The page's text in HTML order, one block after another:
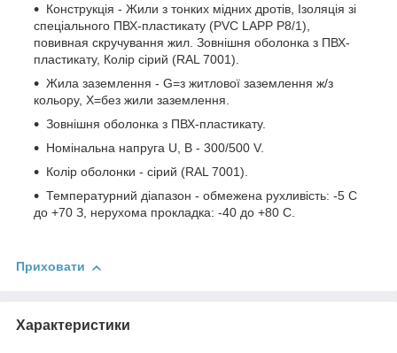
Конструкція - Жили з тонких мідних дротів, Ізоляція зі
спеціального ПВХ-пластикату (PVC LAPP P8/1),
повивная скручування жил. Зовнішня оболонка з ПВХ-
пластикату, Колір сірий (RAL 7001).
Жила заземлення - G=з житлової заземлення ж/з
кольору, Х=без жили заземлення.
Зовнішня оболонка з ПВХ-пластикату.
Номінальна напруга U, В - 300/500 V.
Колір оболонки - сірий (RAL 7001).
Температурний діапазон - обмежена рухливість: -5 С
до +70 З, нерухома прокладка: -40 до +80 С.
Приховати
Характеристики